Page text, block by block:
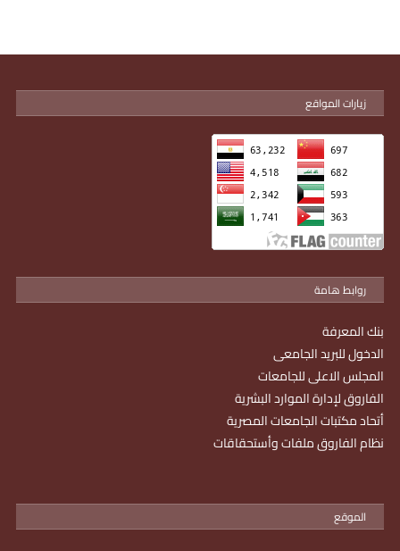
زيارات المواقع
روابط هامة
بنك المعرفة
الدخول للبريد الجامعى
المجلس الاعلى للجامعات
الفاروق لإدارة الموارد البشرية
أتحاد مكتبات الجامعات المصرية
نظام الفاروق ملفات وأستحقاقات
الموقع